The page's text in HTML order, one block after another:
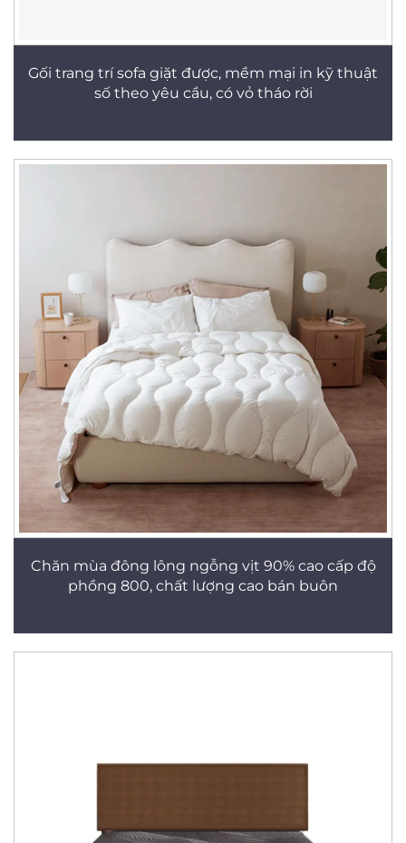
Gối trang trí sofa giặt được, mềm mại in kỹ thuật
số theo yêu cầu, có vỏ tháo rời
Chăn mùa đông lông ngỗng vịt 90% cao cấp độ
phồng 800, chất lượng cao bán buôn